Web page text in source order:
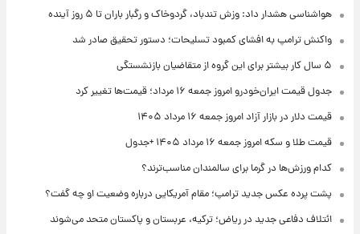
هواشناسی هشدار داد: وزش تندباد، گردوخاک و رگبار باران تا ۵ روز آینده
واکنش ترامپ به افشای کمبود تسلیحات؛ دستور تحقیق صادر شد
۵ سال کار بیشتر برای این گروه از متقاضیان بازنشستگی
جدول قیمت ایران‌خودرو امروز جمعه ۱۶ مرداد؛ قیمت‌ها تغییر کرد
قیمت دلار در بازار آزاد امروز جمعه ۱۶ مرداد ۱۴۰۵
قیمت طلا و سکه امروز جمعه ۱۶ مرداد ۱۴۰۵ +جدول
کدام ورزش‌ها در گرما برای سالمندان مناسب‌ترند؟
پشت پرده عکس جدید ترامپ؛ مقام آمریکایی درباره وضعیت او چه گفت؟
ائتلاف دفاعی جدید در ریاض؛ ترکیه، عربستان و پاکستان متحد می‌شوند